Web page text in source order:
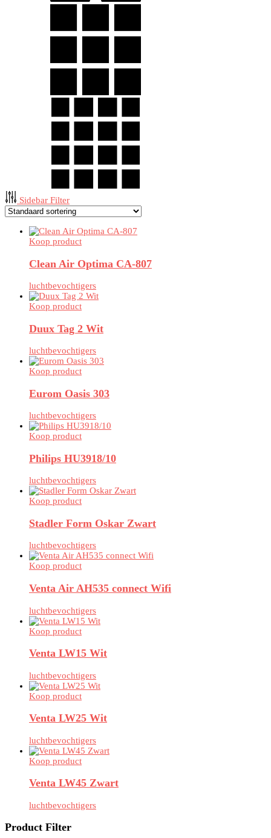
Sidebar Filter
Koop product
Clean Air Optima CA-807
luchtbevochtigers
Koop product
Duux Tag 2 Wit
luchtbevochtigers
Koop product
Eurom Oasis 303
luchtbevochtigers
Koop product
Philips HU3918/10
luchtbevochtigers
Koop product
Stadler Form Oskar Zwart
luchtbevochtigers
Koop product
Venta Air AH535 connect Wifi
luchtbevochtigers
Koop product
Venta LW15 Wit
luchtbevochtigers
Koop product
Venta LW25 Wit
luchtbevochtigers
Koop product
Venta LW45 Zwart
luchtbevochtigers
Product Filter